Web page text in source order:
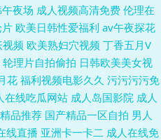
午夜场 成人视频高清免费 伦理在
欧美日韩性爱福利 av午夜探花
视频 欧美熟妇穴视频 丁香五月V
轮理片自拍偷拍 日韩欧美美女视
花 福利视频电影久久 污污污污免
在线吃瓜网站 成人岛国影院 成人
品推荐 国产精品一区自拍 男人
线直播 亚洲卡一卡二 成人在线免